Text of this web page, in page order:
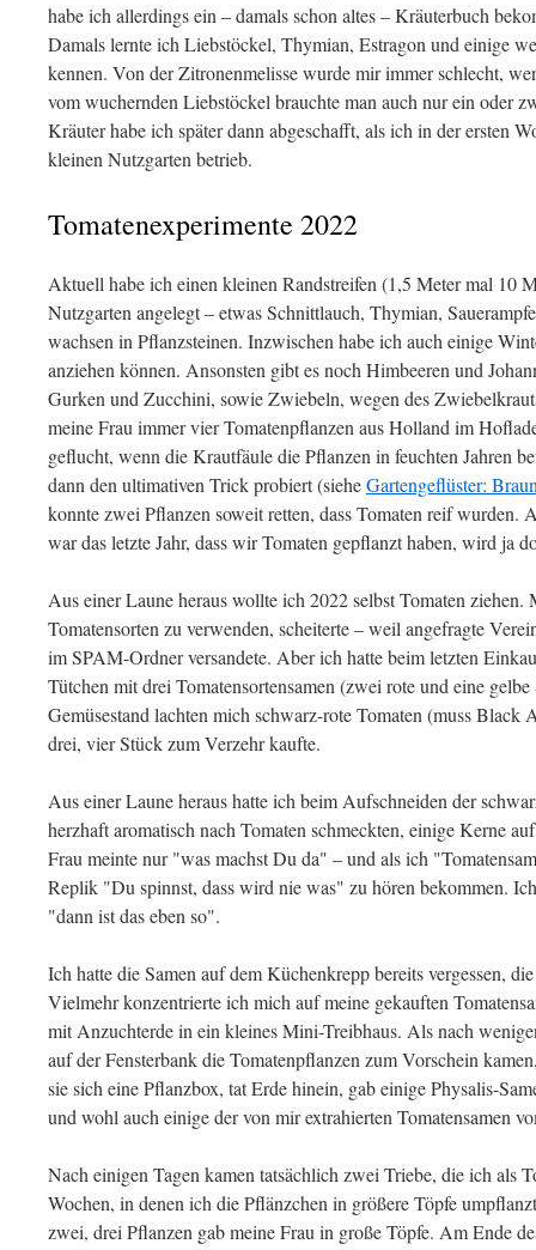
habe ich allerdings ein – damals schon altes – Kräuterbuch
Damals lernte ich Liebstöckel, Thymian, Estragon und einige
kennen. Von der Zitronenmelisse wurde mir immer schlecht,
vom wuchernden Liebstöckel brauchte man auch nur ein oder
Kräuter habe ich später dann abgeschafft, als ich in der ersten
kleinen Nutzgarten betrieb.
Tomatenexperimente 2022
Aktuell habe ich einen kleinen Randstreifen (1,5 Meter mal 10
Nutzgarten angelegt – etwas Schnittlauch, Thymian,
wachsen in Pflanzsteinen. Inzwischen habe ich auch einige
anziehen können. Ansonsten gibt es noch Himbeeren und
Gurken und Zucchini, sowie Zwiebeln, wegen des
meine Frau immer vier Tomatenpflanzen aus Holland im
geflucht, wenn die Krautfäule die Pflanzen in feuchten Jahren
dann den ultimativen Trick probiert (sieheGartengeflüster:
konnte zwei Pflanzen soweit retten, dass Tomaten reif wurden.
war das letzte Jahr, dass wir Tomaten gepflanzt haben, wird ja
Aus einer Laune heraus wollte ich 2022 selbst Tomaten ziehen.
Tomatensorten zu verwenden, scheiterte – weil angefragte
im SPAM-Ordner versandete. Aber ich hatte beim letzten
Tütchen mit drei Tomatensortensamen (zwei rote und eine
Gemüsestand lachten mich schwarz-rote Tomaten (muss Black
drei, vier Stück zum Verzehr kaufte.
Aus einer Laune heraus hatte ich beim Aufschneiden der
herzhaft aromatisch nach Tomaten schmeckten, einige Kerne
Frau meinte nur "was machst Du da" – und als ich
Replik "Du spinnst, dass wird nie was" zu hören bekommen.
"dann ist das eben so".
Ich hatte die Samen auf dem Küchenkrepp bereits vergessen,
Vielmehr konzentrierte ich mich auf meine gekauften
mit Anzuchterde in ein kleines Mini-Treibhaus. Als nach
auf der Fensterbank die Tomatenpflanzen zum Vorschein
sie sich eine Pflanzbox, tat Erde hinein, gab einige Physalis-
und wohl auch einige der von mir extrahierten Tomatensamen
Nach einigen Tagen kamen tatsächlich zwei Triebe, die ich als
Wochen, in denen ich die Pflänzchen in größere Töpfe
zwei, drei Pflanzen gab meine Frau in große Töpfe. Am Ende